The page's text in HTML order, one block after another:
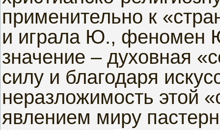
применительно к
и играла Ю., феномен
значение – духовная
силу и благодаря
неразложимость этой
явлением миру